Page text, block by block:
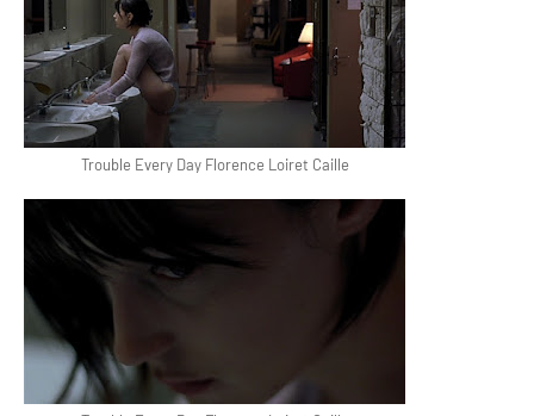
Trouble Every Day Florence Loiret Caille